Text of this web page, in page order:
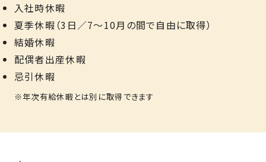
入社時休暇
夏季休暇（3日／7～10月の間で自由に取得）
結婚休暇
配偶者出産休暇
忌引休暇
※年次有給休暇とは別に取得できます